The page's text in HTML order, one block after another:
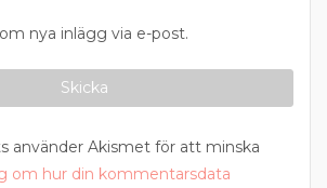
nya inlägg via e-post.
använder Akismet för att minska
om hur din kommentarsdata